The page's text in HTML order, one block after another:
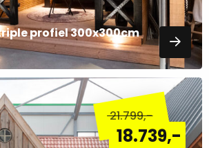
profiel 300x300cm
21.799,-
18.739,-